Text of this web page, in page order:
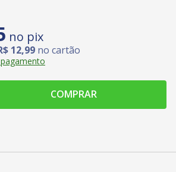
no pix
12,99 no cartão
COMPRAR